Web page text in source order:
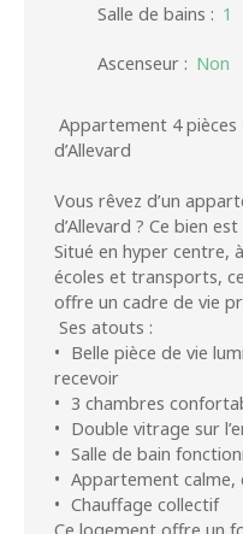
Salle de bains : 1
Ascenseur : Non
Appartement 4 pièces
d’Allevard
Vous rêvez d’un
d’Allevard ? Ce bien
Situé en hyper centre,
écoles et transports,
offre un cadre de vie
Ses atouts :
Belle pièce de vie
recevoir
3 chambres
Double vitrage sur
Salle de bain
Appartement calme,
Chauffage collectif